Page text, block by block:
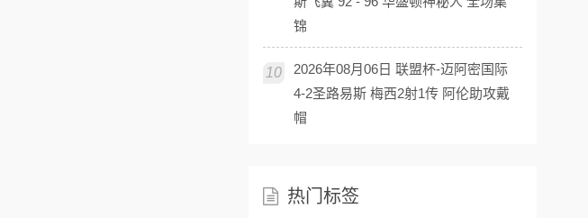
锦
10
2026年08月06日 联盟杯-迈阿密国际
4-2圣路易斯 梅西2射1传 阿伦助攻戴
帽
热门标签